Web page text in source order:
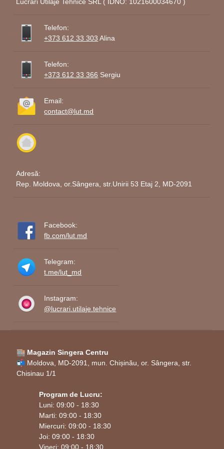
Lucrari Utilaje Tehnice SRL ( IDNO: 1021600034670 )
Telefon:
+373 612 33 303 Alina
Telefon:
+373 612 33 366 Sergiu
Email:
contact@lut.md
Adresă:
Rep. Moldova, or.Sângera, str.Unirii 53 Etaj 2, MD-2091
Facebook:
fb.com/lut.md
Telegram:
t.me/lut_md
Instagram:
@lucrari.utilaje.tehnice
🏬 Magazin Singera Centru
📬 Moldova, MD-2091, mun. Chișinău, or. Sângera, str.
Chisinau 1/1
Program de Lucru:
Luni: 09:00 - 18:30
Marti: 09:00 - 18:30
Miercuri: 09:00 - 18:30
Joi: 09:00 - 18:30
Vineri: 09:00 - 18:30